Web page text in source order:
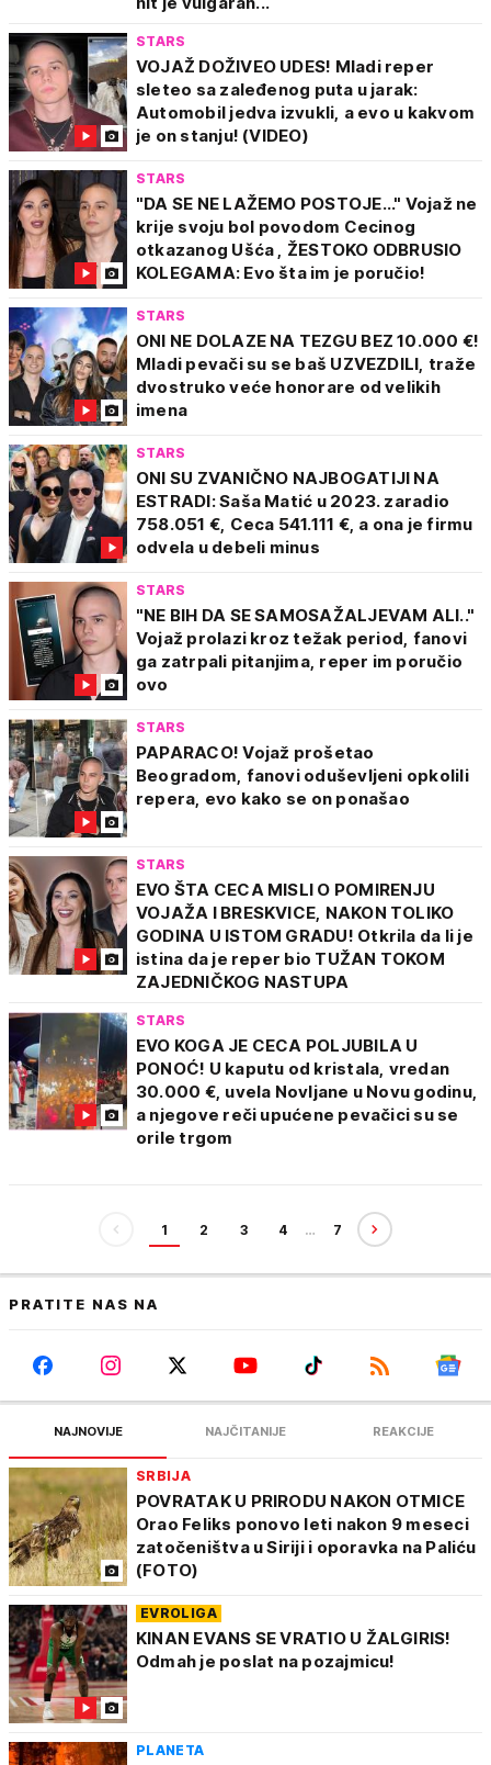
STARS
VOJAŽ DOŽIVEO UDES! Mladi reper
sleteo sa zaleđenog puta u jarak:
Automobil jedva izvukli, a evo u kakvom
je on stanju! (VIDEO)
STARS
"DA SE NE LAŽEMO POSTOJE..." Vojaž ne
krije svoju bol povodom Cecinog
otkazanog Ušća , ŽESTOKO ODBRUSIO
KOLEGAMA: Evo šta im je poručio!
STARS
ONI NE DOLAZE NA TEZGU BEZ 10.000 €!
Mladi pevači su se baš UZVEZDILI, traže
dvostruko veće honorare od velikih
imena
STARS
ONI SU ZVANIČNO NAJBOGATIJI NA
ESTRADI: Saša Matić u 2023. zaradio
758.051 €, Ceca 541.111 €, a ona je firmu
odvela u debeli minus
STARS
"NE BIH DA SE SAMOSAŽALJEVAM ALI.."
Vojaž prolazi kroz težak period, fanovi
ga zatrpali pitanjima, reper im poručio
ovo
STARS
PAPARACO! Vojaž prošetao
Beogradom, fanovi oduševljeni opkolili
repera, evo kako se on ponašao
STARS
EVO ŠTA CECA MISLI O POMIRENJU
VOJAŽA I BRESKVICE, NAKON TOLIKO
GODINA U ISTOM GRADU! Otkrila da li je
istina da je reper bio TUŽAN TOKOM
ZAJEDNIČKOG NASTUPA
STARS
EVO KOGA JE CECA POLJUBILA U
PONOĆ! U kaputu od kristala, vredan
30.000 €, uvela Novljane u Novu godinu,
a njegove reči upućene pevačici su se
orile trgom
1 2 3 4 … 7
PRATITE NAS NA
NAJNOVIJE NAJČITANIJE REAKCIJE
SRBIJA
POVRATAK U PRIRODU NAKON OTMICE
Orao Feliks ponovo leti nakon 9 meseci
zatočeništva u Siriji i oporavka na Paliću
(FOTO)
EVROLIGA
KINAN EVANS SE VRATIO U ŽALGIRIS!
Odmah je poslat na pozajmicu!
PLANETA